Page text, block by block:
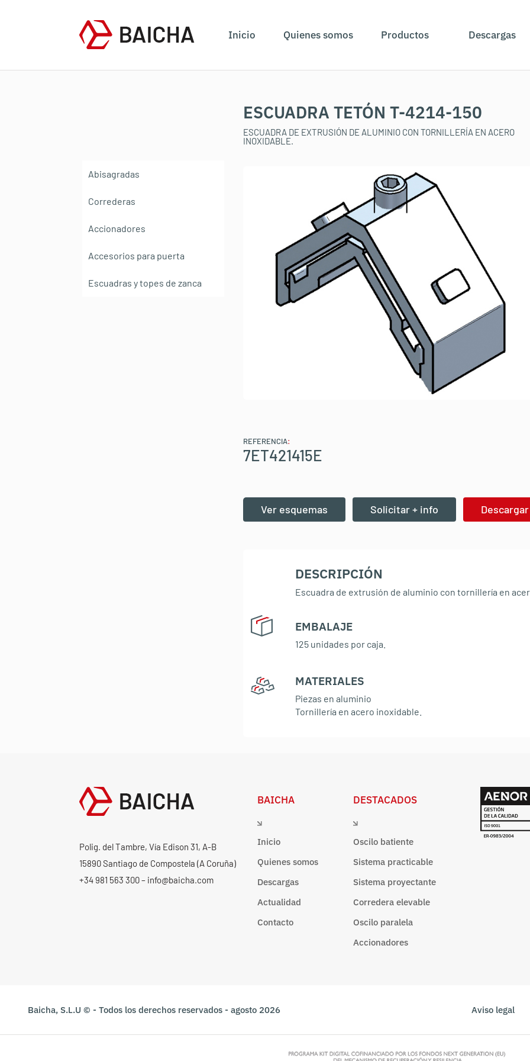
Inicio Quienes somos Productos Descargas
Abisagradas
Correderas
Accionadores
Accesorios para puerta
Escuadras y topes de zanca
ESCUADRA TETÓN T-4214-150
ESCUADRA DE EXTRUSIÓN DE ALUMINIO CON TORNILLERÍA EN ACERO
INOXIDABLE.
REFERENCIA:
7ET421415E
Ver esquemas Solicitar + info
DESCRIPCIÓN
Escuadra de extrusión de aluminio con tornillería en
EMBALAJE
125 unidades por caja.
MATERIALES
Piezas en aluminio
Tornillería en acero inoxidable.
Polig. del Tambre, Vía Edison 31, A-B
15890 Santiago de Compostela (A Coruña)
+34 981 563 300 – info@baicha.com
BAICHA
Inicio
Quienes somos
Descargas
Actualidad
Contacto
DESTACADOS
Oscilo batiente
Sistema practicable
Sistema proyectante
Corredera elevable
Oscilo paralela
Accionadores
Baicha, S.L.U © - Todos los derechos reservados - agosto 2026 Aviso legal